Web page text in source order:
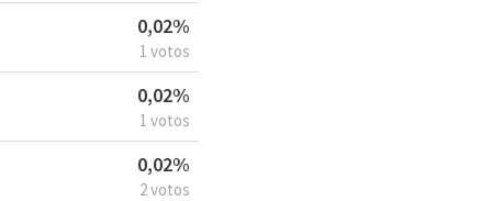
0,02%
1 votos
0,02%
1 votos
0,02%
2 votos